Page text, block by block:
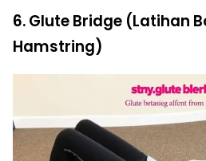
6. Glute Bridge (Latihan
Hamstring)